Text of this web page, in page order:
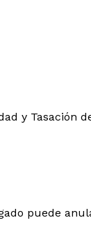
y Tasación
puede